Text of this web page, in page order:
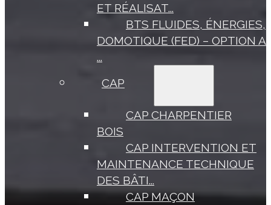
ET RÉALISAT...
BTS FLUIDES, ÉNERGIES,
DOMOTIQUE (FED) – OPTION A
...
CAP
CAP CHARPENTIER
BOIS
CAP INTERVENTION ET
MAINTENANCE TECHNIQUE
DES BÂTI...
CAP MAÇON